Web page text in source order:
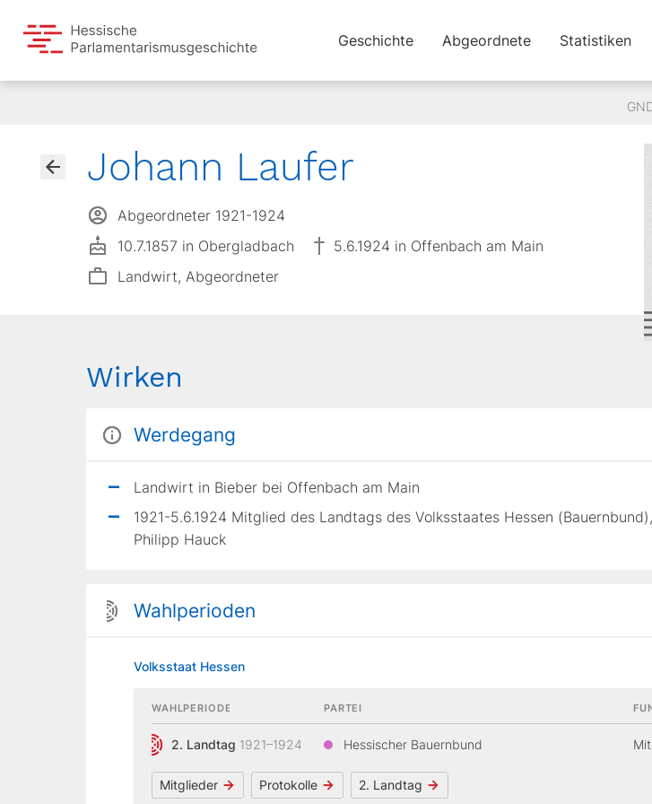
Geschichte Abgeordnete Statistiken
Johann Laufer
Abgeordneter 1921-1924
10.7.1857 in Obergladbach
5.6.1924 in Offenbach am Main
Landwirt, Abgeordneter
Wirken
Werdegang
Landwirt in Bieber bei Offenbach am Main
1921-5.6.1924 Mitglied des Landtags des Volksstaates Hessen
Philipp Hauck
Wahlperioden
Volksstaat Hessen
WAHLPERIODE
2. Landtag 1921–1924
PARTEI
Hessischer Bauernbund
Mitglieder Protokolle 2. Landtag